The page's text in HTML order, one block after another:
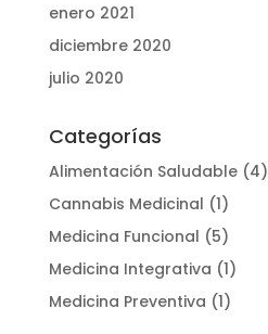
enero 2021
diciembre 2020
julio 2020
Categorías
Alimentación Saludable(4)
Cannabis Medicinal (1)
Medicina Funcional (5)
Medicina Integrativa (1)
Medicina Preventiva (1)